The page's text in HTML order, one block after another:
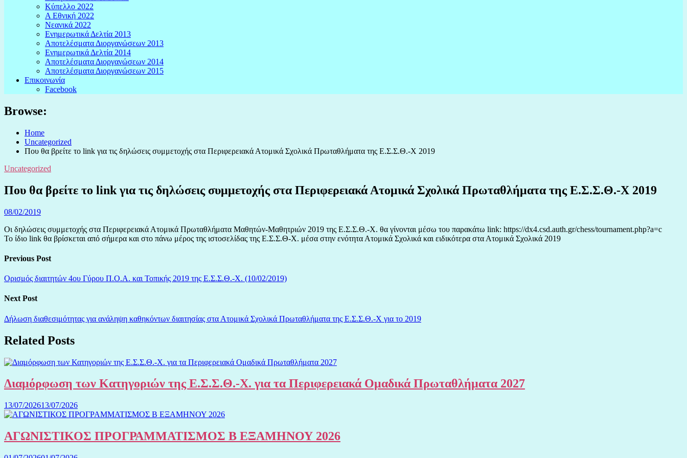
Κύπελλο 2022
Α Εθνική 2022
Νεανικά 2022
Ενημερωτικά Δελτία 2013
Αποτελέσματα Διοργανώσεων 2013
Ενημερωτικά Δελτία 2014
Αποτελέσματα Διοργανώσεων 2014
Αποτελέσματα Διοργανώσεων 2015
Επικοινωνία
Facebook
Browse:
Home
Uncategorized
Που θα βρείτε το link για τις δηλώσεις συμμετοχής στα Περιφερειακά Ατομικά Σχολικά Πρωταθλήματα της Ε.Σ.Σ.Θ.-Χ 2019
Uncategorized
Που θα βρείτε το link για τις δηλώσεις συμμετοχής στα Περιφερειακά Ατομικά Σχολικά Πρωταθλήματα της Ε.Σ.Σ.Θ.-Χ 2019
08/02/2019
Οι δηλώσεις συμμετοχής στα Περιφερειακά Ατομικά Πρωταθλήματα Μαθητών-Μαθητριών 2019 της Ε.Σ.Σ.Θ.-Χ. θα γίνονται μέσω του παρακάτω link: https://dx4.csd.auth.gr/chess/tournament.php?a=c
Το ίδιο link θα βρίσκεται από σήμερα και στο πάνω μέρος της ιστοσελίδας της Ε.Σ.Σ.Θ-Χ. μέσα στην ενότητα Ατομικά Σχολικά και ειδικότερα στα Ατομικά Σχολικά 2019
Previous Post
Ορισμός διαιτητών 4ου Γύρου Π.Ο.Α. και Τοπικής 2019 της Ε.Σ.Σ.Θ.-Χ. (10/02/2019)
Next Post
Δήλωση διαθεσιμότητας για ανάληψη καθηκόντων διαιτησίας στα Ατομικά Σχολικά Πρωταθλήματα της Ε.Σ.Σ.Θ.-Χ για το 2019
Related Posts
Διαμόρφωση των Κατηγοριών της Ε.Σ.Σ.Θ.-Χ. για τα Περιφερειακά Ομαδικά Πρωταθλήματα 2027
13/07/202613/07/2026
ΑΓΩΝΙΣΤΙΚΟΣ ΠΡΟΓΡΑΜΜΑΤΙΣΜΟΣ Β ΕΞΑΜΗΝΟΥ 2026